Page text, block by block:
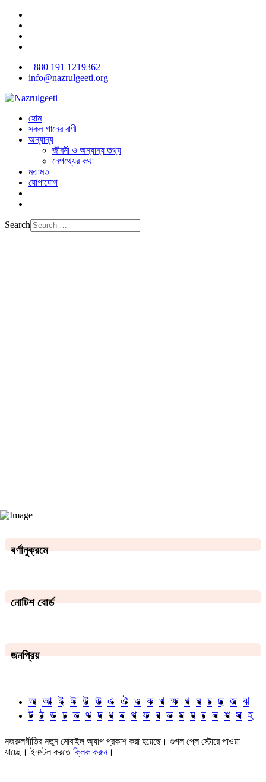
+880 191 1219362
info@nazrulgeeti.org
হোম
সকল গানের বাণী
অন্যান্য
জীবনী ও অন্যান্য তথ্য
নেপথ্যের কথা
মতামত
যোগাযোগ
Search
বর্ণানুক্রমে
নোটিশ বোর্ড
জনপ্রিয়
অ আ ই ঈ উ ঊ এ ঐ ও ক খ ক্ষ গ ঘ চ ছ জ ঝ
ট ঠ ড ঢ ত থ দ ধ ন প ফ ব ভ ম য র ল শ স হ
নজরুলগীতির নতুন মোবাইল অ্যাপ প্রকাশ করা হয়েছে। গুগল প্লে স্টোরে পাওয়া
যাচ্ছে। ইনস্টল করতেক্লিক করুন।